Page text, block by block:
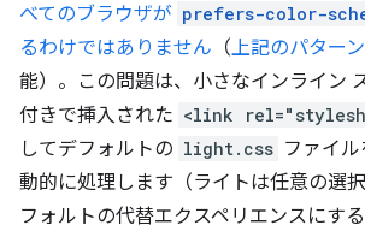
べてのブラウザが prefers-color-
るわけではありません （上記のパターン
能）。この問題は、小さなインライン
付きで挿入された <link
してデフォルトの light.css ファイ
動的に処理します（ライトは任意の選
フォルトの代替エクスペリエンスにす